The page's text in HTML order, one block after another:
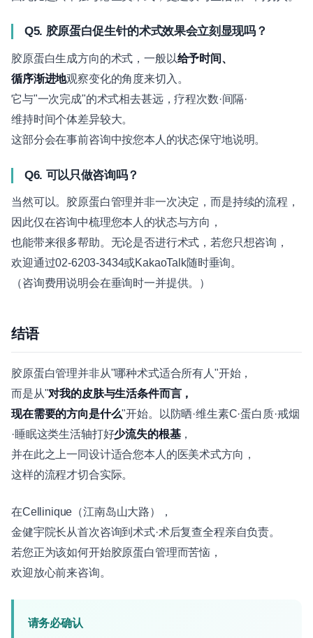
Q5. 胶原蛋白促生针的术式效果会立刻显现吗？
胶原蛋白生成方向的术式，一般以给予时间、
循序渐进地观察变化的角度来切入。
它与"一次完成"的术式相去甚远，疗程次数·间隔·
维持时间个体差异较大。
这部分会在事前咨询中按您本人的状态保守地说明。
Q6. 可以只做咨询吗？
当然可以。胶原蛋白管理并非一次决定，而是持续的流程，
因此仅在咨询中梳理您本人的状态与方向，
也能带来很多帮助。无论是否进行术式，若您只想咨询，
欢迎通过02-6203-3434或KakaoTalk随时垂询。
（咨询费用说明会在垂询时一并提供。）
结语
胶原蛋白管理并非从"哪种术式适合所有人"开始，
而是从"对我的皮肤与生活条件而言，
现在需要的方向是什么"开始。以防晒·维生素C·蛋白质·戒烟
·睡眠这类生活轴打好少流失的根基，
并在此之上一同设计适合您本人的医美术式方向，
这样的流程才切合实际。
在Cellinique（江南岛山大路），
金健宇院长从首次咨询到术式·术后复查全程亲自负责。
若您正为该如何开始胶原蛋白管理而苦恼，
欢迎放心前来咨询。
请务必确认